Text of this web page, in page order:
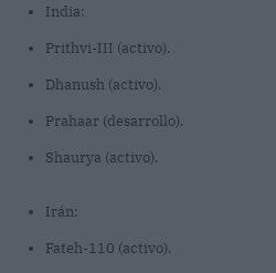
India:
Prithvi-III (activo).
Dhanush (activo).
Prahaar (desarrollo).
Shaurya (activo).
Irán:
Fateh-110 (activo).